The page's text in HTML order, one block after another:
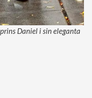
Daniel i sin eleganta